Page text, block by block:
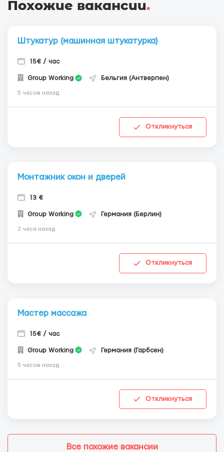
Похожие вакансии.
Штукатур (машинная штукатурка)
15€ / час
Group Working Бельгия (Антверпен)
5 часов назад
Откликнуться
Монтажник окон и дверей
13 €
Group Working Германия (Берлин)
2 часа назад
Откликнуться
Мастер массажа
15€ / час
Group Working Германия (Гарбсен)
5 часов назад
Откликнуться
Все похожие вакансии